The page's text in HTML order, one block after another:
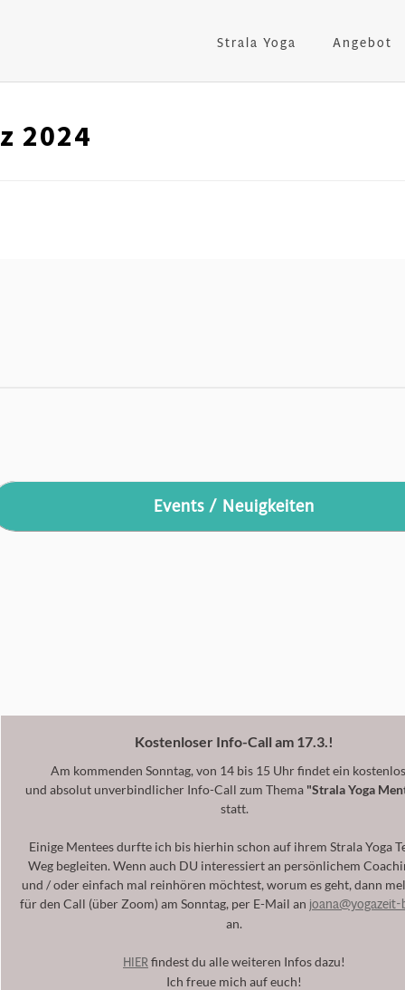
Strala Yoga Angebot
2024
Events / Neuigkeiten
Kostenloser Info-Call am 17.3.!
Am kommenden Sonntag, von 14 bis 15 Uhr findet ein
und absolut unverbindlicher Info-Call zum Thema "Strala Yoga
statt.
Einige Mentees durfte ich bis hierhin schon auf ihrem Strala Yoga
Weg begleiten. Wenn auch DU interessiert an persönlichem
und / oder einfach mal reinhören möchtest, worum es geht, dann
für den Call (über Zoom) am Sonntag, per E-Mail an
an.
HIERfindest du alle weiteren Infos dazu!
Ich freue mich auf euch!